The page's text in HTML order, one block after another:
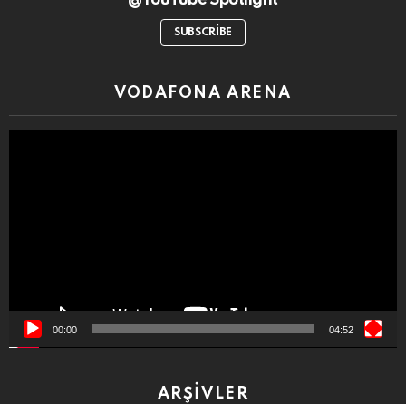
SUBSCRIBE
VODAFONA ARENA
00:00 04:52
ARŞIVLER